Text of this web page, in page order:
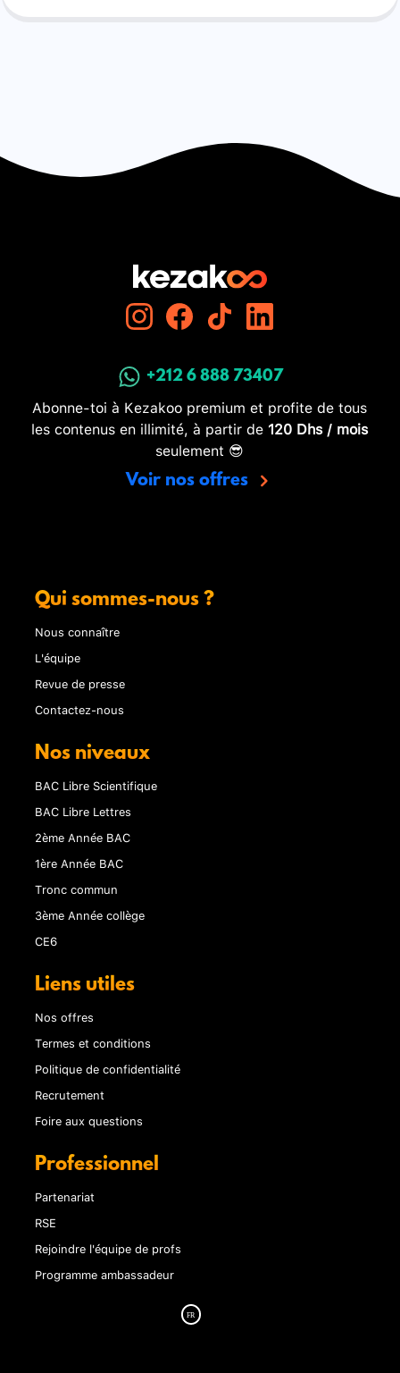
+212 6 888 73407
Abonne-toi à Kezakoo premium et profite de tous
les contenus en illimité, à partir de 120 Dhs / mois
seulement 😎
Voir nos offres
Qui sommes-nous ?
Nous connaître
L'équipe
Revue de presse
Contactez-nous
Nos niveaux
BAC Libre Scientifique
BAC Libre Lettres
2ème Année BAC
1ère Année BAC
Tronc commun
3ème Année collège
CE6
Liens utiles
Nos offres
Termes et conditions
Politique de confidentialité
Recrutement
Foire aux questions
Professionnel
Partenariat
RSE
Rejoindre l'équipe de profs
Programme ambassadeur